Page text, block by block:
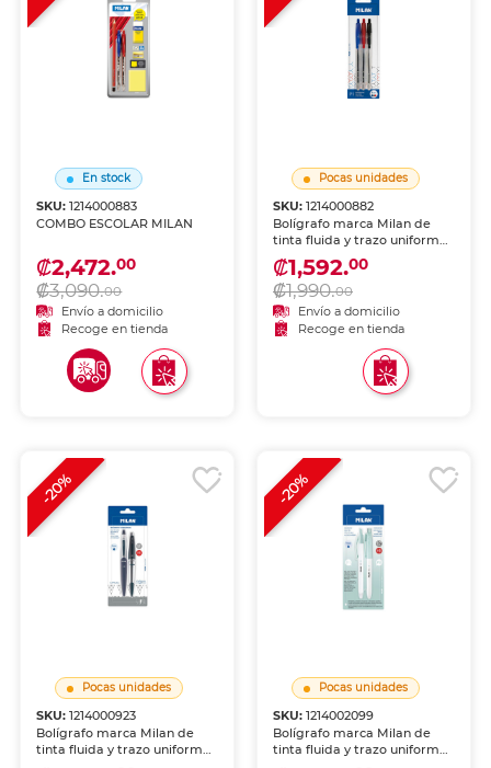
En stock
SKU:1214000883
COMBO ESCOLAR MILAN
₡2,472.00
₡3,090.00
Envío a domicilio
Recoge en tienda
Pocas unidades
SKU: 1214000882
Bolígrafo marca Milan de
tinta fluida y trazo uniforme.
Escritura cómoda y
duradera para uso diario en
escuela y oficina.
₡1,592.00
₡1,990.00
Envío a domicilio
Recoge en tienda
Pocas unidades
SKU:1214000923
Bolígrafo marca Milan de
tinta fluida y trazo uniforme.
-20%
Pocas unidades
SKU: 1214002099
Bolígrafo marca Milan de
tinta fluida y trazo uniforme.
-20%